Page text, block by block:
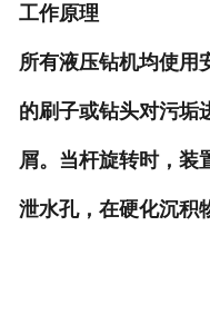
工作原理
所有液压钻机均使用
的刷子或钻头对污垢
屑。当杆旋转时，装
泄水孔，在硬化沉积